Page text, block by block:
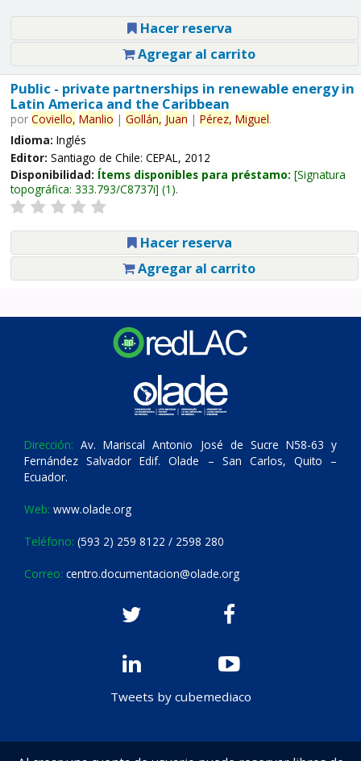
Hacer reserva
Agregar al carrito
Public - private partnerships in renewable energy in
Latin America and the Caribbean
por Coviello, Manlio | Gollán, Juan | Pérez, Miguel.
Idioma: Inglés
Editor: Santiago de Chile: CEPAL, 2012
Disponibilidad: Ítems disponibles para préstamo: Signatura
topográfica: 333.793/C8737i (1).
Hacer reserva
Agregar al carrito
Dirección: Av. Mariscal Antonio José de Sucre N58-63 y
Fernández Salvador Edif. Olade – San Carlos, Quito –
Ecuador.
Web: www.olade.org
Teléfono: (593 2) 259 8122 / 2598 280
Correo: centro.documentacion@olade.org
Tweets by cubemediaco